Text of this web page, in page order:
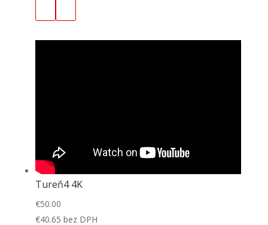
Tureň4 4K
€50.00
€40.65 bez DPH